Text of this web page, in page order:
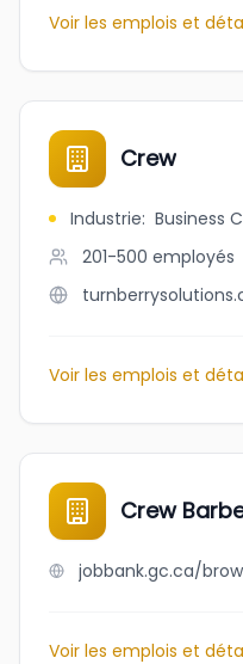
Voir les emplois et
Crew
Industrie: Business
201-500 employés
Voir les emplois et
Crew
Voir les emplois et